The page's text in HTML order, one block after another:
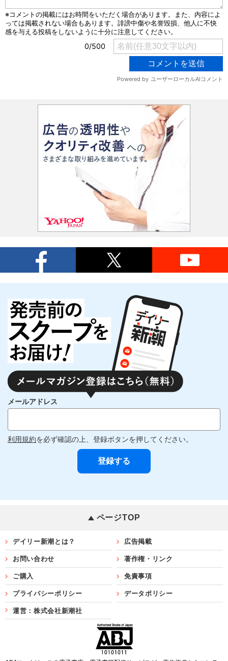
メールアドレス
利用規約を必ず確認の上、登録ボタンを押してください。
ページTOP
デイリー新潮とは？ 広告掲載
お問い合わせ 著作権・リンク
ご購入 免責事項
プライバシーポリシー データポリシー
運営：株式会社新潮社